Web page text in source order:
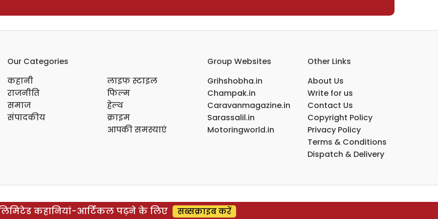
Our Categories
कहानी
राजनीति
समाज
संपादकीय
लाइफ स्टाइल
फिल्म
हेल्थ
क्राइम
आपकी समस्याएं
Group Websites
Grihshobha.in
Champak.in
Caravanmagazine.in
Sarassalil.in
Motoringworld.in
Other Links
About Us
Write for us
Contact Us
Copyright Policy
Privacy Policy
Terms & Conditions
Dispatch & Delivery
कहानियां-आर्टिकल पढ़ने के लिए सब्सक्राइब करें